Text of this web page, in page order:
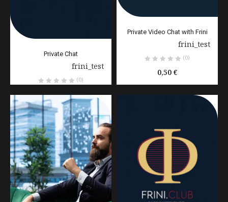
Private Chat
frini_test
(0)
Private Video Chat with Frini
frini_test
(0)
0,50 €